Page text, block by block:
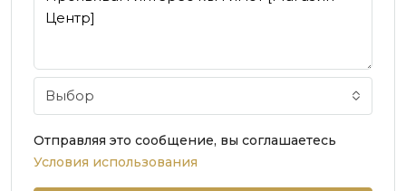
Выбор
Отправляя это сообщение, вы соглашаетесь
Условия использования